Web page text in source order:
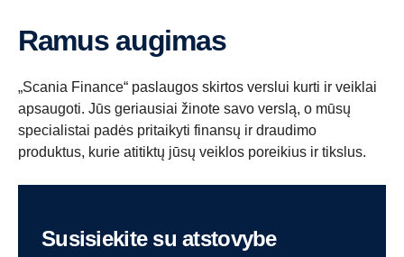
Ramus augimas
„Scania Finance“ paslaugos skirtos verslui kurti ir veiklai
apsaugoti. Jūs geriausiai žinote savo verslą, o mūsų
specialistai padės pritaikyti finansų ir draudimo
produktus, kurie atitiktų jūsų veiklos poreikius ir tikslus.
Susisiekite su atstovybe